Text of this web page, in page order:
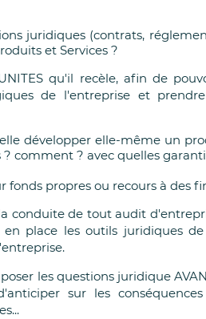
juridiques (contrats,
et Services ?
qu'il recèle, afin de
de l'entreprise et
elle développer elle-même un
comment ? avec quelles
fonds propres ou recours à des
conduite de tout audit
place les outils juridiques
les questions juridique
sur les